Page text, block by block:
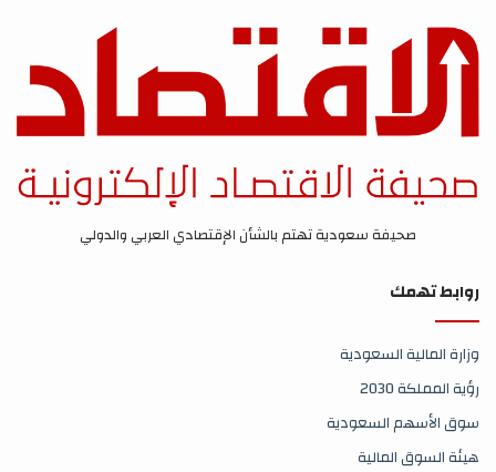
صحيفة سعودية تهتم بالشأن الإقتصادي العربي والدولي
روابط تهمك
وزارة المالية السعودية
رؤية المملكة 2030
سوق الأسهم السعودية
هيئة السوق المالية